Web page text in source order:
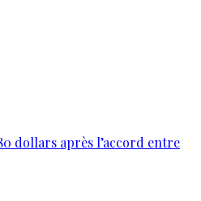
dollars après l’accord entre